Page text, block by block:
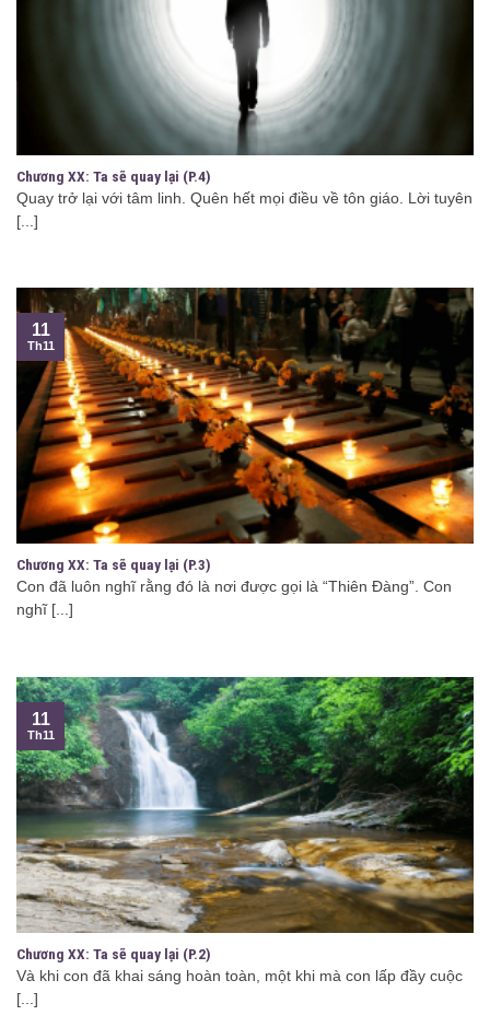
Chương XX: Ta sẽ quay lại (P.4)
Quay trở lại với tâm linh. Quên hết mọi điều về tôn giáo. Lời tuyên
[...]
Chương XX: Ta sẽ quay lại (P.3)
Con đã luôn nghĩ rằng đó là nơi được gọi là “Thiên Đàng”. Con
nghĩ [...]
11
Th11
Chương XX: Ta sẽ quay lại (P.2)
Và khi con đã khai sáng hoàn toàn, một khi mà con lấp đầy cuộc
[...]
11
Th11